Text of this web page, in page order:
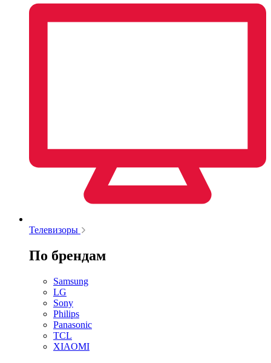
Телевизоры
По брендам
Samsung
LG
Sony
Philips
Panasonic
TCL
XIAOMI